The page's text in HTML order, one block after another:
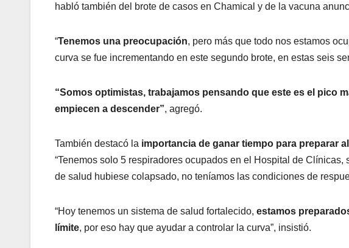
habló también del brote de casos en Chamical y de la vacuna
“Tenemos una preocupación, pero más que todo nos estamos
curva se fue incrementando en este segundo brote, en estas seis
“Somos optimistas, trabajamos pensando que este es el pico
empiecen a descender”, agregó.
También destacó la importancia de ganar tiempo para preparar
“Tenemos solo 5 respiradores ocupados en el Hospital de
de salud hubiese colapsado, no teníamos las condiciones de
“Hoy tenemos un sistema de salud fortalecido, estamos
límite, por eso hay que ayudar a controlar la curva”, insistió.